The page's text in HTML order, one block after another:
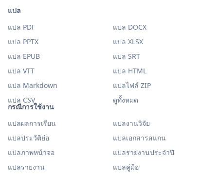
กรณีการใช้งาน
แปลผลการเรียน
แปลงานวิจัย
แปลประวัติย่อ
แปลเอกสารสแกน
แปลภาพหน้าจอ
แปลรายงานประจำปี
แปลรายงาน
แปลคู่มือ
แปล
แปล PDF
แปล DOCX
แปล PPTX
แปล XLSX
แปล EPUB
แปล SRT
แปล VTT
แปล HTML
แปล Markdown
แปลไฟล์ ZIP
แปล CSV
ดูทั้งหมด